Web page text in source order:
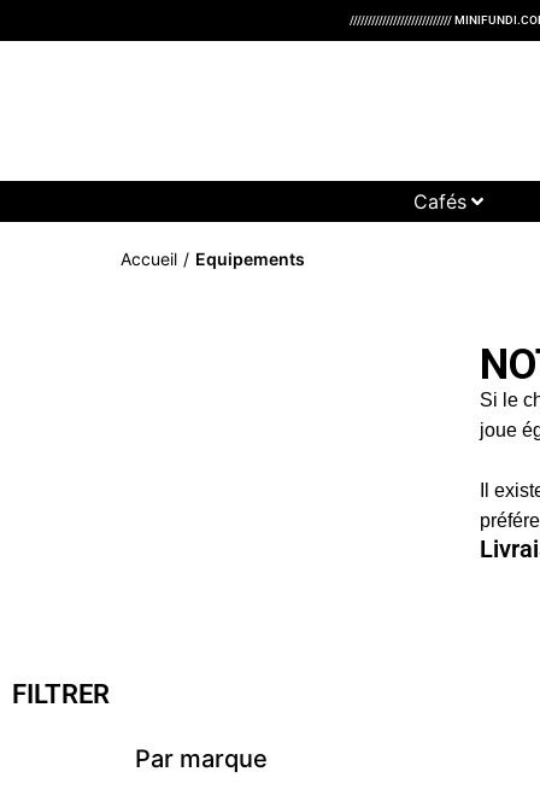
//////////////////////////// MINIFUNDI.COFFEE /////// BREWED
Cafés
Accueil / Equipements
Si le
joue
Il
FILTRER
Par marque